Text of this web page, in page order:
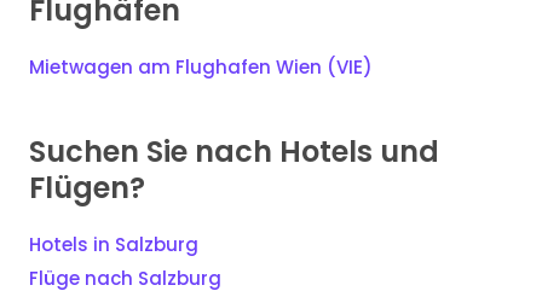
Flughäfen
Mietwagen am Flughafen Wien (VIE)
Suchen Sie nach Hotels und
Flügen?
Hotels in Salzburg
Flüge nach Salzburg